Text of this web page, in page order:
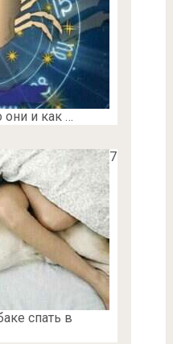
они и как …
7
спать в